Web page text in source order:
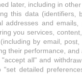
sous vide
encore, on
plus. Les
sont les
d'aliments, même
later, including in
this data (identifiers,
addresses and
you services,
by email,
their performance, and
"accept all" and
"set detailed